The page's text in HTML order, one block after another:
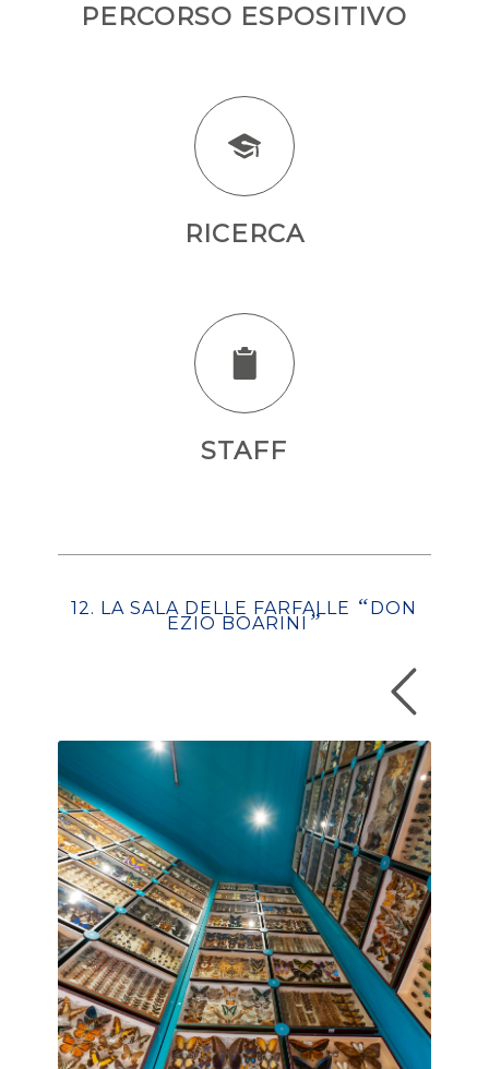
PERCORSO ESPOSITIVO
RICERCA
STAFF
12. LA SALA DELLE FARFALLE “DON
EZIO BOARINI ”